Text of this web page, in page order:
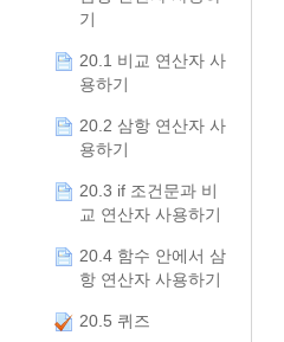
기
20.1 비교 연산자 사
용하기
20.2 삼항 연산자 사
용하기
20.3 if 조건문과 비
교 연산자 사용하기
20.4 함수 안에서 삼
항 연산자 사용하기
20.5 퀴즈